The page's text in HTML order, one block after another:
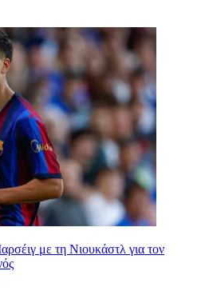
με τη Νιουκάστλ για τον